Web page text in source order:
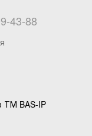
43-88
ТМ BAS-IP